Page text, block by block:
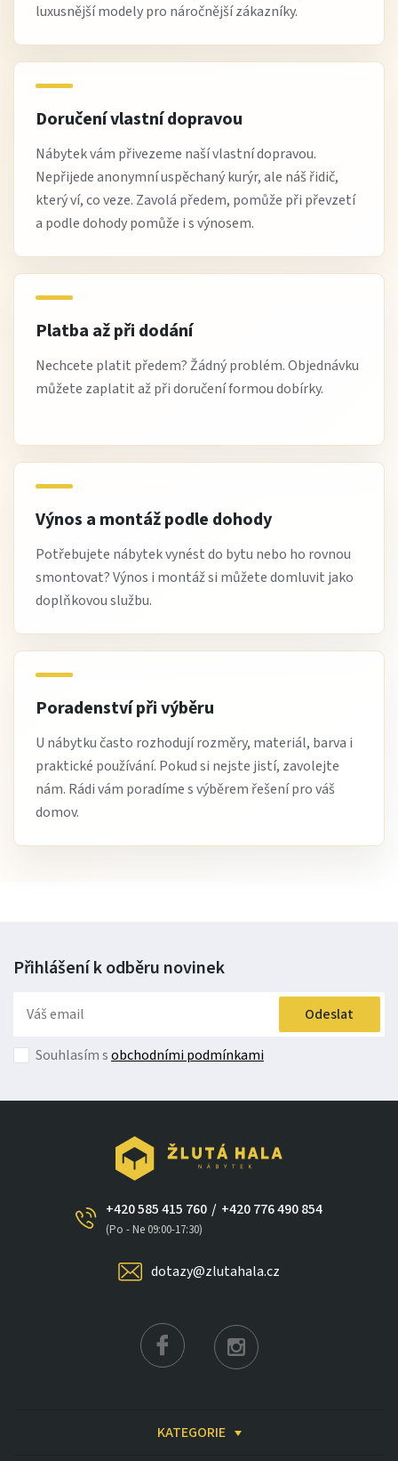
luxusnější modely pro náročnější zákazníky.
Doručení vlastní dopravou
Nábytek vám přivezeme naší vlastní dopravou.
Nepřijede anonymní uspěchaný kurýr, ale náš řidič,
který ví, co veze. Zavolá předem, pomůže při převzetí
a podle dohody pomůže i s výnosem.
Platba až při dodání
Nechcete platit předem? Žádný problém. Objednávku
můžete zaplatit až při doručení formou dobírky.
Výnos a montáž podle dohody
Potřebujete nábytek vynést do bytu nebo ho rovnou
smontovat? Výnos i montáž si můžete domluvit jako
doplňkovou službu.
Poradenství při výběru
U nábytku často rozhodují rozměry, materiál, barva i
praktické používání. Pokud si nejste jistí, zavolejte
nám. Rádi vám poradíme s výběrem řešení pro váš
domov.
Přihlášení k odběru novinek
Odeslat
Souhlasím sobchodními podmínkami
+420 585 415 760
(Po - Ne 09:00-17:30)
/ +420 776 490 854
dotazy@zlutahala.cz
KATEGORIE